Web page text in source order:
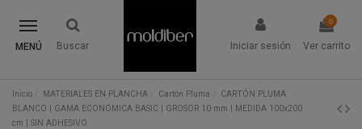
MENÚ Buscar Iniciar sesión
0
Ver carrito
Inicio MATERIALES EN PLANCHA Cartón Pluma
CARTÓN PLUMA
BLANCO | GAMA ECONÓMICA BASIC | GROSOR 10 mm | MEDIDA 100x200
cm | SIN ADHESIVO